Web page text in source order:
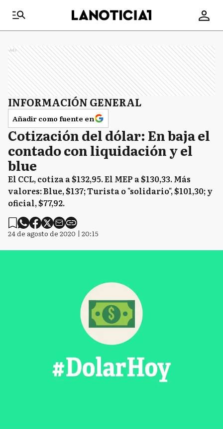
Ads
INFORMACIÓN GENERAL
Añadir como fuente en
Cotización del dólar: En baja el
contado con liquidación y el
blue
El CCL, cotiza a $132,95. El MEP a $130,33. Más
valores: Blue, $137; Turista o "solidario", $101,30; y
oficial, $77,92.
24 de agosto de 2020 | 20:15